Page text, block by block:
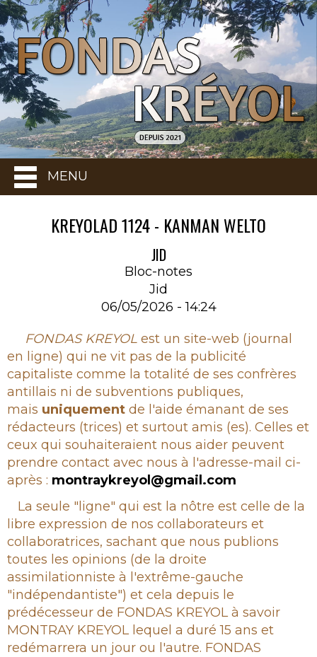
MENU
KREYOLAD 1124 - KANMAN WELTO
JID
Bloc-notes
Jid
06/05/2026 - 14:24
Rubrique
FONDAS KREYOL est un site-web (journal
en ligne) qui ne vit pas de la publicité
capitaliste comme la totalité de ses confrères
antillais ni de subventions publiques,
mais uniquement de l'aide émanant de ses
rédacteurs (trices) et surtout amis (es). Celles et
ceux qui souhaiteraient nous aider peuvent
prendre contact avec nous à l'adresse-mail ci-
après : montraykreyol@gmail.com
La seule "ligne" qui est la nôtre est celle de la
libre expression de nos collaborateurs et
collaboratrices, sachant que nous publions
toutes les opinions (de la droite
assimilationniste à l'extrême-gauche
"indépendantiste") et cela depuis le
prédécesseur de FONDAS KREYOL à savoir
MONTRAY KREYOL lequel a duré 15 ans et
redémarrera un jour ou l'autre. FONDAS